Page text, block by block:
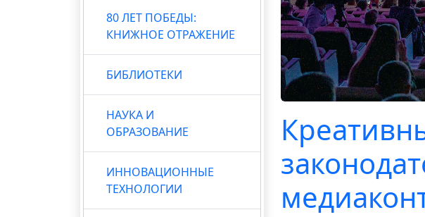
80 ЛЕТ ПОБЕДЫ:
КНИЖНОЕ ОТРАЖЕНИЕ
БИБЛИОТЕКИ
НАУКА И
ОБРАЗОВАНИЕ
ИННОВАЦИОННЫЕ
ТЕХНОЛОГИИ